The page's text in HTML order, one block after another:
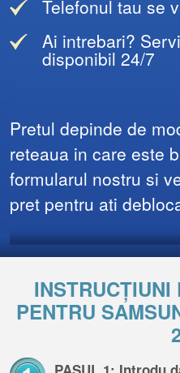
Telefonul tau se
Ai intrebari?
disponibil 24/7
Pretul depinde de
reteaua in care este
formularul nostru si
pret pentru ati
INSTRUCȚIUNI
PENTRU